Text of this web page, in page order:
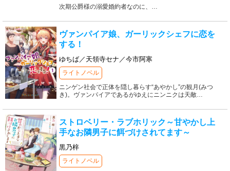
次期公爵様の溺愛婚約者なのに、 …
ヴァンパイア娘、ガーリックシェフに恋を
する！
ゆちば／天領寺セナ／今市阿寒
ライトノベル
ニンゲン社会で正体を隠し暮らす“あやかし”の観月(みつ
き)。ヴァンパイアであるがゆえにニンニクは天敵…
ストロベリー・ラブホリック～甘やかし上
手なお隣男子に餌づけされてます～
黒乃梓
ライトノベル